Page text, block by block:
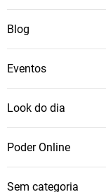
Blog
Eventos
Look do dia
Poder Online
Sem categoria